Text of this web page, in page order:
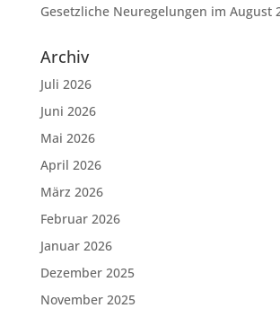
Gesetzliche Neuregelungen im August
Archiv
Juli 2026
Juni 2026
Mai 2026
April 2026
März 2026
Februar 2026
Januar 2026
Dezember 2025
November 2025